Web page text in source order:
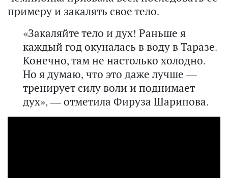
примеру и закалять свое тело.
«Закаляйте тело и дух! Раньше я
каждый год окуналась в воду в Таразе.
Конечно, там не настолько холодно.
Но я думаю, что это даже лучше —
тренирует силу воли и поднимает
дух», — отметила Фируза Шарипова.